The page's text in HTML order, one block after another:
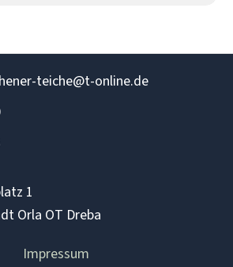
teiche@t-online.de
1
Orla OT Dreba
Impressum